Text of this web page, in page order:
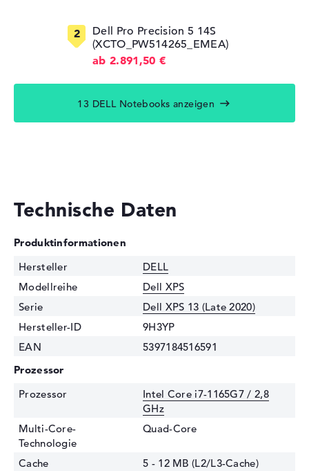
Dell Pro Precision 5 14S
(XCTO_PW514265_EMEA)
ab 2.891,50 €
13 DELL Notebooks anzeigen
Technische Daten
Produktinformationen
Hersteller
DELL
Modellreihe
Dell XPS
Serie
Dell XPS 13 (Late 2020)
Hersteller-ID
9H3YP
EAN
5397184516591
Prozessor
Prozessor
Intel Core i7-1165G7 / 2,8
GHz
Multi-Core-
Technologie
Quad-Core
Cache
5 - 12 MB (L2/L3-Cache)